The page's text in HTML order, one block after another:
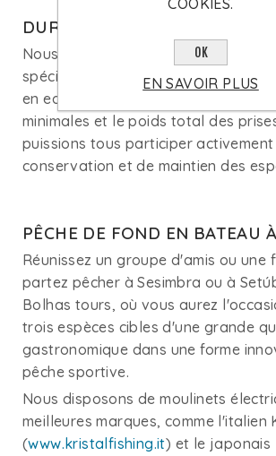
DURABILITÉ DES OCÉANS
Nous encourageons la capture
spécimens lors de nos journées de
en eaux profondes, en respectant
minimales et le poids total des
puissions tous participer
conservation et de maintien des
PÊCHE DE FOND EN BATEAU
Réunissez un groupe d'amis ou une
partez pêcher à Sesimbra ou à
Bolhas tours, où vous aurez
trois espèces cibles d'une grande
gastronomique dans une forme
pêche sportive.
Nous disposons de moulinets
meilleures marques, comme l'italien
(www.kristalfishing.it) et le japonais
COOKIES.
OK
EN SAVOIR PLUS